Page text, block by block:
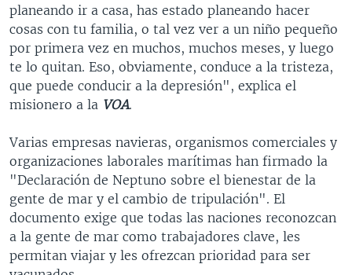
planeando ir a casa, has estado planeando hacer
cosas con tu familia, o tal vez ver a un niño pequeño
por primera vez en muchos, muchos meses, y luego
te lo quitan. Eso, obviamente, conduce a la tristeza,
que puede conducir a la depresión", explica el
misionero a la VOA.
Varias empresas navieras, organismos comerciales y
organizaciones laborales marítimas han firmado la
"Declaración de Neptuno sobre el bienestar de la
gente de mar y el cambio de tripulación". El
documento exige que todas las naciones reconozcan
a la gente de mar como trabajadores clave, les
permitan viajar y les ofrezcan prioridad para ser